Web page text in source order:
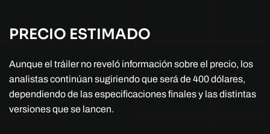
PRECIO ESTIMADO
Aunque el tráiler no reveló información sobre el precio, los
analistas continúan sugiriendo que será de 400 dólares,
dependiendo de las especificaciones finales y las distintas
versiones que se lancen.